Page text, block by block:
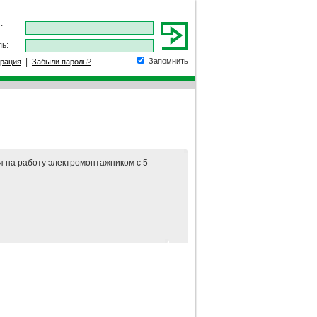
Запомнить
Забыли пароль?
работу электромонтажником с 5